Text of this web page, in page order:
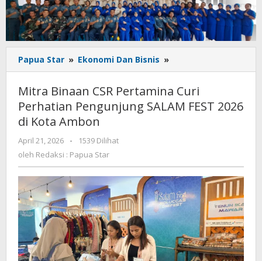
Papua Star » Ekonomi Dan Bisnis »
Binaan
Pertamina
Curi
2026
di
Kota
Ambon
Mitra Binaan CSR Pertamina Curi
Perhatian Pengunjung SALAM FEST 2026
di Kota Ambon
April 21, 2026
oleh
Redaksi
Star
-
1539 Dilihat
oleh Redaksi : Papua Star